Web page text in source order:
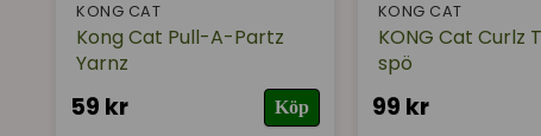
KONG CAT
Kong Cat Pull-A-Partz
Yarnz
59 kr Köp
KONG CAT
KONG Cat Curlz
spö
99 kr